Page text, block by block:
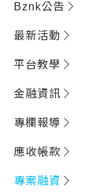
Bznk公告
最新活動
平台教學
金融資訊
專欄報導
應收帳款
專案融資